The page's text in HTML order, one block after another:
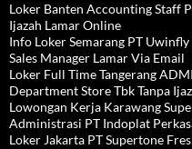
Loker Banten Accounting Staff
Ijazah Lamar Online
Info Loker Semarang PT
Sales Manager Lamar Via Email
Loker Full Time Tangerang
Department Store Tbk Tanpa
Lowongan Kerja Karawang
Administrasi PT Indoplat
Loker Jakarta PT Supertone